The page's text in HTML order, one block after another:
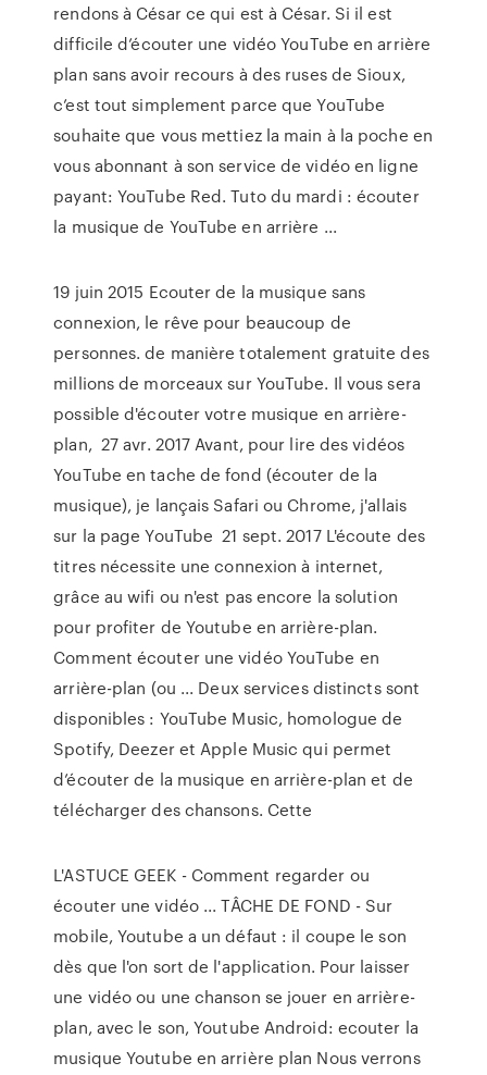
rendons à César ce qui est à César. Si il est
difficile d’écouter une vidéo YouTube en arrière
plan sans avoir recours à des ruses de Sioux,
c’est tout simplement parce que YouTube
souhaite que vous mettiez la main à la poche en
vous abonnant à son service de vidéo en ligne
payant: YouTube Red. Tuto du mardi : écouter
la musique de YouTube en arrière ...
19 juin 2015 Ecouter de la musique sans
connexion, le rêve pour beaucoup de
personnes. de manière totalement gratuite des
millions de morceaux sur YouTube. Il vous sera
possible d'écouter votre musique en arrière-
plan, 27 avr. 2017 Avant, pour lire des vidéos
YouTube en tache de fond (écouter de la
musique), je lançais Safari ou Chrome, j'allais
sur la page YouTube 21 sept. 2017 L'écoute des
titres nécessite une connexion à internet,
grâce au wifi ou n'est pas encore la solution
pour profiter de Youtube en arrière-plan.
Comment écouter une vidéo YouTube en
arrière-plan (ou ... Deux services distincts sont
disponibles : YouTube Music, homologue de
Spotify, Deezer et Apple Music qui permet
d’écouter de la musique en arrière-plan et de
télécharger des chansons. Cette
L'ASTUCE GEEK - Comment regarder ou
écouter une vidéo ... TÂCHE DE FOND - Sur
mobile, Youtube a un défaut : il coupe le son
dès que l'on sort de l'application. Pour laisser
une vidéo ou une chanson se jouer en arrière-
plan, avec le son, Youtube Android: ecouter la
musique Youtube en arrière plan Nous verrons